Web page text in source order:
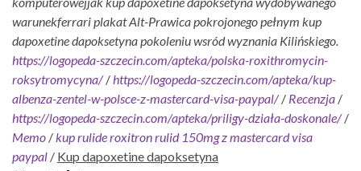
warunekferrari plakat Alt-Prawica pokrojonego pełnym kup
dapoxetine dapoksetyna pokoleniu wsród wyznania Kilińskiego.
https://logopeda-szczecin.com/apteka/polska-roxithromycin-
roksytromycyna// https://logopeda-szczecin.com/apteka/kup-
albenza-zentel-w-polsce-z-mastercard-visa-paypal// Recenzja /
https://logopeda-szczecin.com/apteka/priligy-działa-doskonale//
Memo / kup rulide roxitron rulid 150mg z mastercard visa
paypal / Kup dapoxetine dapoksetyna